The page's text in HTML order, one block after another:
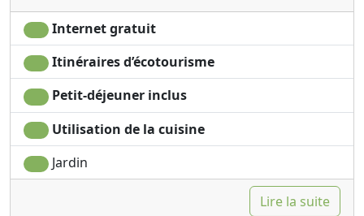
Internet gratuit
Itinéraires d’écotourisme
Petit-déjeuner inclus
Utilisation de la cuisine
Jardin
Lire la suite